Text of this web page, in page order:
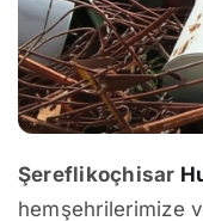
Şereflikoçhisar
hemşehrilerimize